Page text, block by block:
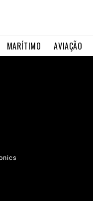
MARÍTIMO AVIAÇÃO